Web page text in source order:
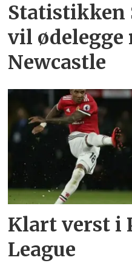
vil ødelegge
Newcastle
Klart verst i
League